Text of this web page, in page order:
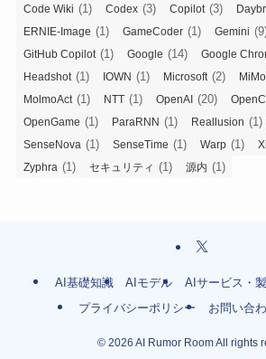
Code Wiki (1) Codex (3) Copilot (3)
ERNIE-Image (1) GameCoder (1) Gemini
GitHub Copilot (1) Google (14) Google
Headshot (1) IOWN (1) Microsoft (2) MiMo
MolmoAct (1) NTT (1) OpenAI (20)
OpenGame (1) ParaRNN (1) Reallusion (1)
SenseNova (1) SenseTime (1) Warp (1)
Zyphra (1) セキュリティ (1) 源内 (1)
AI基礎知識 AIモデル AIサービス・
プライバシーポリシー
お問い合
© 2026 AI Rumor Room All rights